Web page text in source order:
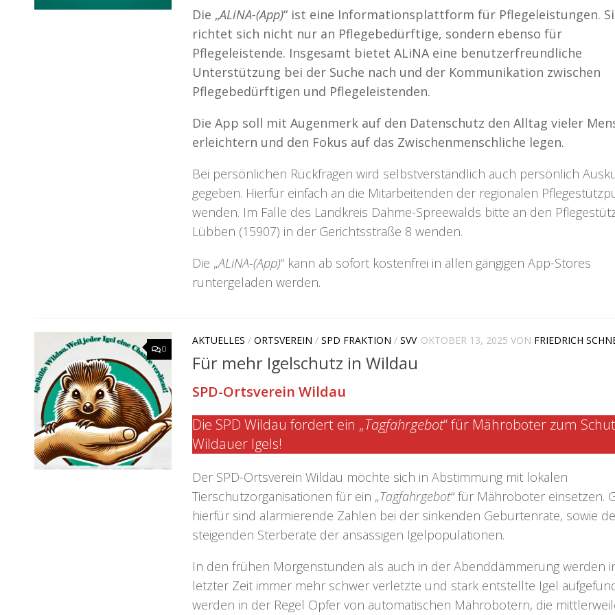
Die „ALiNA-(App)“ ist eine Informationsplattform für Pflegeleistungen.
richtet sich nicht nur an Pflegebedürftige, sondern ebenso für
Pflegeleistende. Insgesamt bietet ALiNA eine benutzerfreundliche
Unterstützung bei der Suche nach und der Kommunikation zwischen
Pflegebedürftigen und Pflegeleistenden.
Die App soll mit Augenmerk auf den Datenschutz den Alltag vieler
erleichtern und den Fokus auf das Zwischenmenschliche legen.
Bei persönlichen Rückfragen wird selbstverständlich auch persönlich
gegeben. Hierfür einfach an die Mitarbeitenden der regionalen
wenden. Im Falle des Landkreis Dahme-Spreewalds bitte an den
Lübben (15907) in der Gerichtsstraße 8 wenden.
Die „ALiNA-(App)“ kann ab sofort kostenfrei in allen gängigen App-Stores
runtergeladen werden.
0
AKTUELLES / ORTSVEREIN / SPD FRAKTION / SVV OKTOBER 13, 2025 VON FRIEDRICH
Für mehr Igelschutz in Wildau
SPD-Ortsverein Wildau
Die SPD Wildau fordert ein „Tagfahrgebot“ für Mähroboter zum
Wildauer Igels!
Der SPD-Ortsverein Wildau möchte sich in Abstimmung mit lokalen
Tierschutzorganisationen für ein „Tagfahrgebot“ für Mähroboter einsetzen.
hierfür sind alarmierende Zahlen bei der sinkenden Geburtenrate, sowie
steigenden Sterberate der ansässigen Igelpopulationen.
In den frühen Morgenstunden als auch in der Abenddämmerung werden
letzter Zeit immer mehr schwer verletzte und stark entstellte Igel
werden in der Regel Opfer von automatischen Mährobotern, die